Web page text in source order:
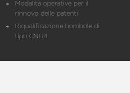
Modalità operative per il
rinnovo delle patenti
Riqualificazione bombole di
tipo CNG4